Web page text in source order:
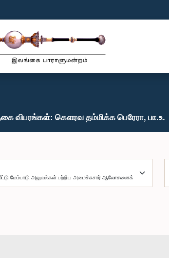
விபரங்கள்: கௌரவ தம்மிக்க பெரேரா, பா.உ.